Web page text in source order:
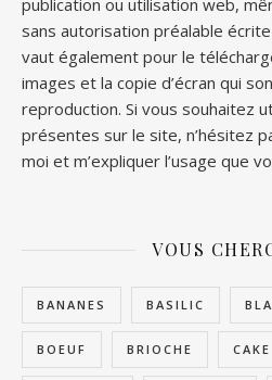
publication ou utilisation web,
sans autorisation préalable écrite
vaut également pour le
images et la copie d’écran qui
reproduction. Si vous souhaitez
présentes sur le site, n’hésitez
moi et m’expliquer l’usage que
VOUS
BANANES BASILIC
BOEUF BRIOCHE CAKE